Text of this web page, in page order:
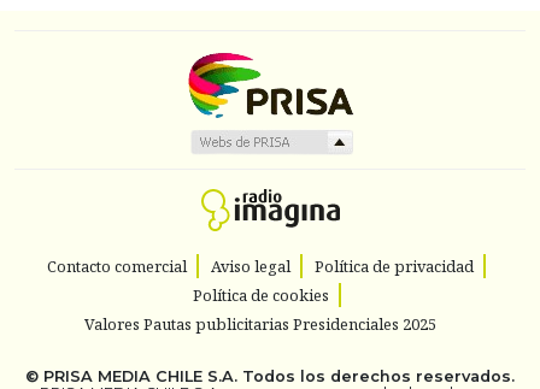
Contacto comercial Aviso legal
Política de privacidad
Política de cookies
Valores Pautas publicitarias Presidenciales 2025
© PRISA MEDIA CHILE S.A. Todos los derechos reservados.